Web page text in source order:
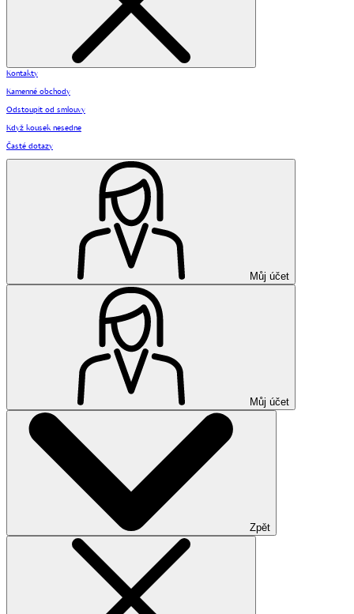
Kontakty
Kamenné obchody
Odstoupit od smlouvy
Když kousek nesedne
Časté dotazy
Můj účet
Můj účet
Zpět